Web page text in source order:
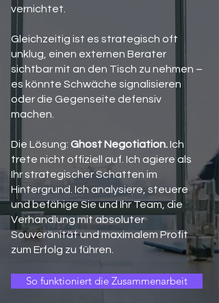
vernichtet.
Gleichzeitig ist es strategisch oft
unklug, einen externen Berater
sichtbar mit an den Tisch zu nehmen –
es könnte Schwäche signalisieren
oder die Gegenseite defensiv
machen.
Die Lösung: Ghost Negotiation.Ich
trete nicht offiziell auf. Ich agiere als
Ihr strategischer Schatten im
Hintergrund. Ich analysiere, steuere
und befähige Sie und Ihr Team, die
Verhandlung mit absoluter
Souveränität und maximalem Profit
zum Erfolg zu führen.
So funktioniert die Zusammenarbeit